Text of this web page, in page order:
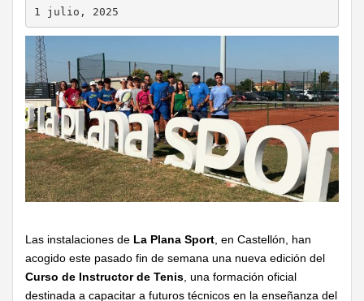
1 julio, 2025
Las instalaciones de La Plana Sport, en Castellón, han
acogido este pasado fin de semana una nueva edición del
Curso de Instructor de Tenis, una formación oficial
destinada a capacitar a futuros técnicos en la enseñanza del